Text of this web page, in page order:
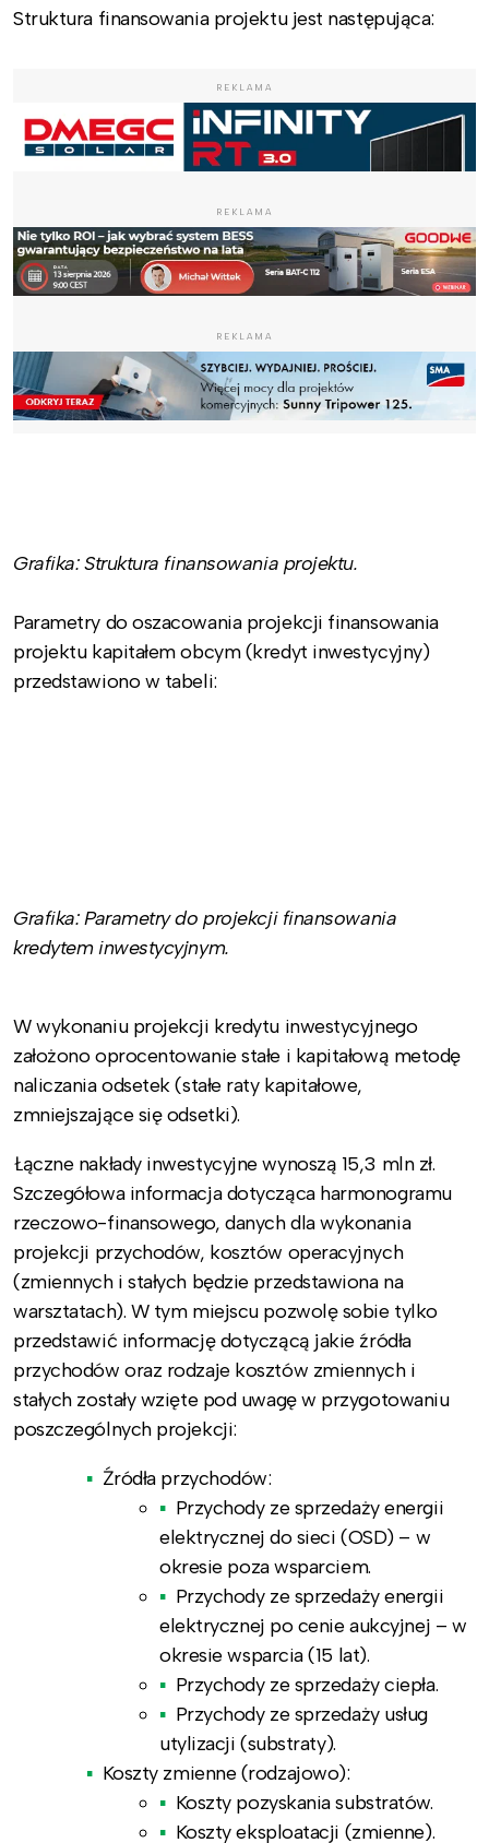
Struktura finansowania projektu jest następująca:
REKLAMA
REKLAMA
REKLAMA
Grafika: Struktura finansowania projektu.
Parametry do oszacowania projekcji finansowania
projektu kapitałem obcym (kredyt inwestycyjny)
przedstawiono w tabeli:
Grafika: Parametry do projekcji finansowania
kredytem inwestycyjnym.
W wykonaniu projekcji kredytu inwestycyjnego
założono oprocentowanie stałe i kapitałową metodę
naliczania odsetek (stałe raty kapitałowe,
zmniejszające się odsetki).
Łączne nakłady inwestycyjne wynoszą 15,3 mln zł.
Szczegółowa informacja dotycząca harmonogramu
rzeczowo-finansowego, danych dla wykonania
projekcji przychodów, kosztów operacyjnych
(zmiennych i stałych będzie przedstawiona na
warsztatach). W tym miejscu pozwolę sobie tylko
przedstawić informację dotyczącą jakie źródła
przychodów oraz rodzaje kosztów zmiennych i
stałych zostały wzięte pod uwagę w przygotowaniu
poszczególnych projekcji:
Źródła przychodów:
Przychody ze sprzedaży energii
elektrycznej do sieci (OSD) – w
okresie poza wsparciem.
Przychody ze sprzedaży energii
elektrycznej po cenie aukcyjnej – w
okresie wsparcia (15 lat).
Przychody ze sprzedaży ciepła.
Przychody ze sprzedaży usług
utylizacji (substraty).
Koszty zmienne (rodzajowo):
Koszty pozyskania substratów.
Koszty eksploatacji (zmienne).